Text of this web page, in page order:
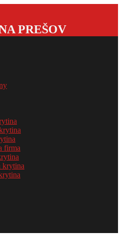
PREŠOV
firma
krytina